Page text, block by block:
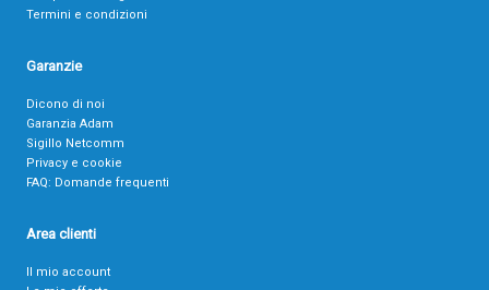
Termini e condizioni
Garanzie
Dicono di noi
Garanzia Adam
Sigillo Netcomm
Privacy e cookie
FAQ: Domande frequenti
Area clienti
Il mio account